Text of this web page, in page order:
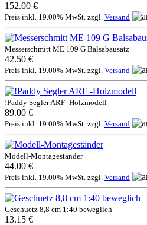
152.00 €
Preis inkl. 19.00% MwSt. zzgl. Versand
Messerschmitt ME 109 G Balsabausatz
42.50 €
Preis inkl. 19.00% MwSt. zzgl. Versand
!Paddy Segler ARF -Holzmodell
89.00 €
Preis inkl. 19.00% MwSt. zzgl. Versand
Modell-Montageständer
44.00 €
Preis inkl. 19.00% MwSt. zzgl. Versand
Geschuetz 8,8 cm 1:40 beweglich
13.15 €